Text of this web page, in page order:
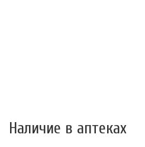
Наличие в аптеках